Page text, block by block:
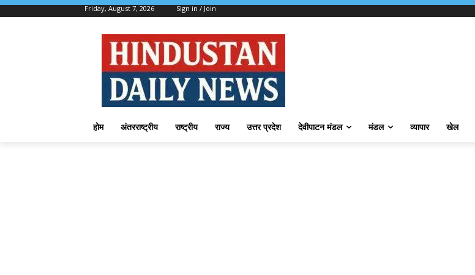
Friday, August 7, 2026 Sign in / Join
होम अंतरराष्ट्रीय राष्ट्रीय राज्य उत्तर प्रदेश देवीपाटन मंडल मंडल व्यापार खेल